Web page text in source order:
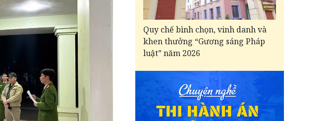
Quy chế bình chọn, vinh danh và
khen thưởng “Gương sáng Pháp
luật” năm 2026